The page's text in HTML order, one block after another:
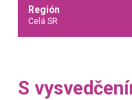
Región
Celá SR
S